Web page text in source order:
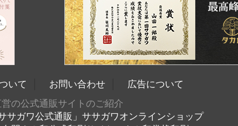
いて お問い合わせ
広告について
の公式通販サイトのご紹介
サガワ公式通販」ササガワオンラインショップ